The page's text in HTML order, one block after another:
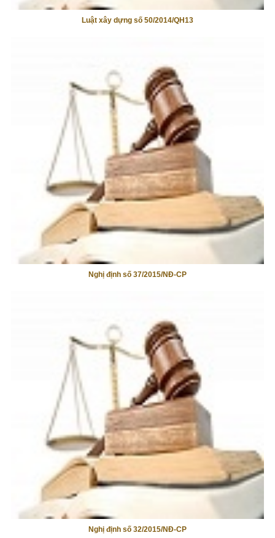
Luật xây dựng số 50/2014/QH13
Nghị định số 37/2015/NĐ-CP
Nghị định số 32/2015/NĐ-CP